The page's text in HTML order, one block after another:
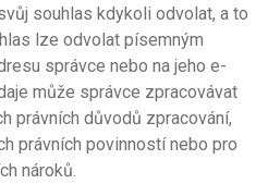
souhlas kdykoli odvolat, a to
lze odvolat písemným
správce nebo na jeho e-
může správce zpracovávat
právních důvodů zpracování,
právních povinností nebo pro
nároků.